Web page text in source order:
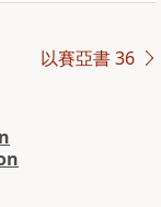
以賽亞書 36